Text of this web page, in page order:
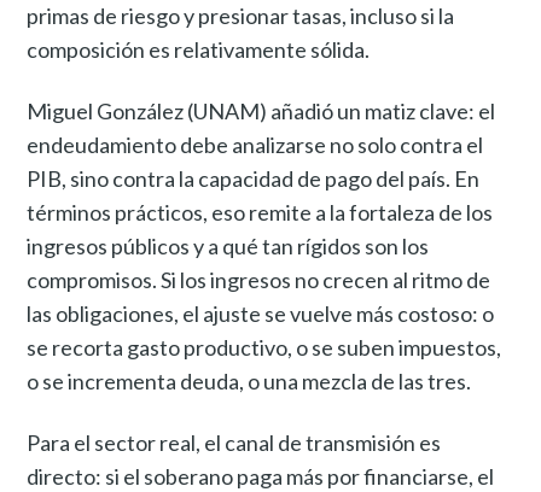
primas de riesgo y presionar tasas, incluso si la
composición es relativamente sólida.
Miguel González (UNAM) añadió un matiz clave: el
endeudamiento debe analizarse no solo contra el
PIB, sino contra la capacidad de pago del país. En
términos prácticos, eso remite a la fortaleza de los
ingresos públicos y a qué tan rígidos son los
compromisos. Si los ingresos no crecen al ritmo de
las obligaciones, el ajuste se vuelve más costoso: o
se recorta gasto productivo, o se suben impuestos,
o se incrementa deuda, o una mezcla de las tres.
Para el sector real, el canal de transmisión es
directo: si el soberano paga más por financiarse, el